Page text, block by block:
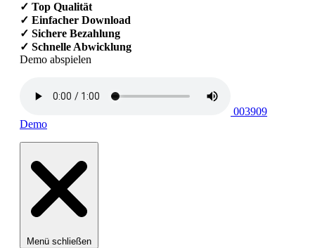
✓ Top Qualität
✓ Einfacher Download
✓ Sichere Bezahlung
✓ Schnelle Abwicklung
Demo abspielen
003909
Demo
Menü schließen